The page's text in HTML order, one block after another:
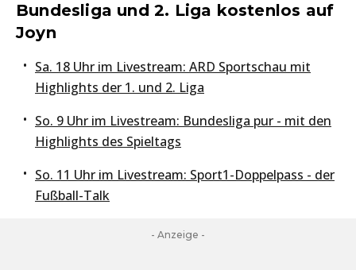
Bundesliga und 2. Liga kostenlos auf
Joyn
Sa. 18 Uhr im Livestream: ARD Sportschau mit
Highlights der 1. und 2. Liga
So. 9 Uhr im Livestream: Bundesliga pur - mit den
Highlights des Spieltags
So. 11 Uhr im Livestream: Sport1-Doppelpass - der
Fußball-Talk
- Anzeige -